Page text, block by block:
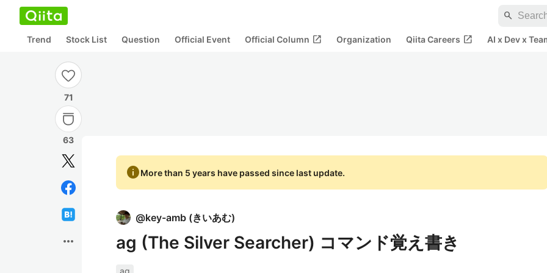
search
Trend Stock List Question Official Event Official Column open_in_new Organization Qiita Careers open_in_new AI x Dev x
71
63
more_horiz
infoMore than 5 years have passed since last update.
@key-amb (きいあむ)
ag (The Silver Searcher) コマンド覚え書き
ag